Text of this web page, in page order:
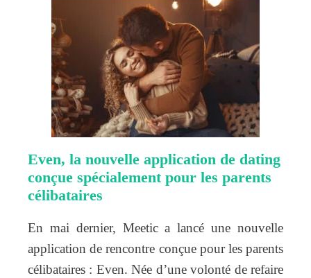
Even, la nouvelle application de dating
conçue spécialement pour les parents
célibataires
En mai dernier, Meetic a lancé une nouvelle
application de rencontre conçue pour les parents
célibataires : Even. Née d’une volonté de refaire